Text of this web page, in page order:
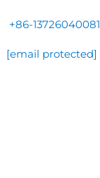
+86-13726040081
[email protected]